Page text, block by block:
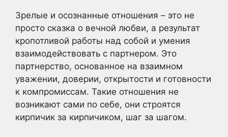
Зрелые и осознанные отношения – это не
просто сказка о вечной любви, а результат
кропотливой работы над собой и умения
взаимодействовать с партнером. Это
партнерство, основанное на взаимном
уважении, доверии, открытости и готовности
к компромиссам. Такие отношения не
возникают сами по себе, они строятся
кирпичик за кирпичиком, шаг за шагом.